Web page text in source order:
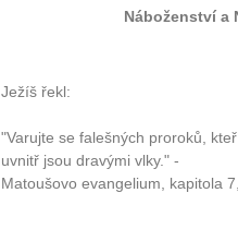
Náboženství a
Ježíš řekl:
"Varujte se falešných proroků,
uvnitř jsou dravými vlky." -
Matoušovo evangelium, kapitola